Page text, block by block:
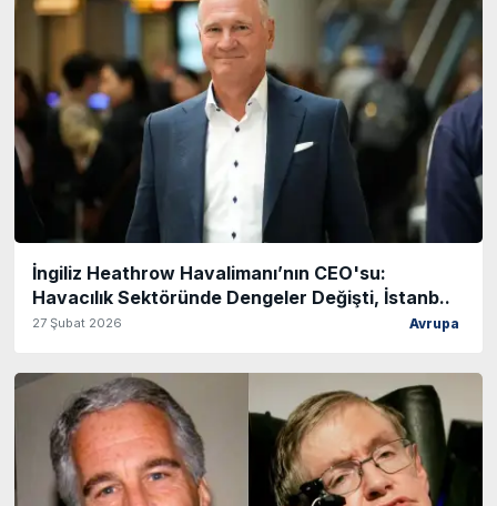
İngiliz Heathrow Havalimanı’nın CEO'su:
Havacılık Sektöründe Dengeler Değişti, İstanb..
27 Şubat 2026 Avrupa